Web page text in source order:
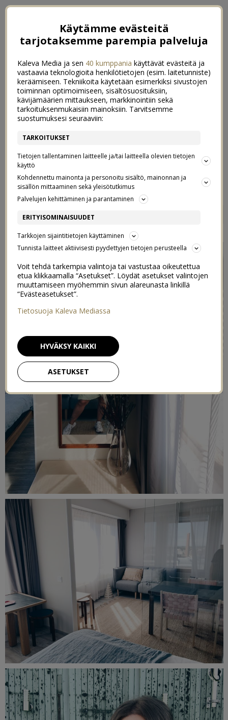
KOLMAS HÄÄPÄIVÄ
Käytämme evästeitä
tarjotaksemme parempia palveluja
Kaleva Media ja sen 40 kumppania käyttävät evästeitä ja
vastaavia teknologioita henkilötietojen (esim. laitetunniste)
keräämiseen. Tekniikoita käytetään esimerkiksi sivustojen
toiminnan optimoimiseen, sisältösuosituksiin,
kävijämäärien mittaukseen, markkinointiin sekä
tarkoituksenmukaisiin mainoksiin. Tarvitsemme
suostumuksesi seuraaviin:
TARKOITUKSET
Tietojen tallentaminen laitteelle ja/tai laitteella olevien tietojen
käyttö
Kohdennettu mainonta ja personoitu sisältö, mainonnan ja
sisällön mittaaminen sekä yleisötutkimus
Palvelujen kehittäminen ja parantaminen
ERITYISOMINAISUUDET
Tarkkojen sijaintitietojen käyttäminen
Tunnista laitteet aktiivisesti pyydettyjen tietojen perusteella
Voit tehdä tarkempia valintoja tai vastustaa oikeutettua
etua klikkaamalla “Asetukset”. Löydät asetukset valintojen
muuttamiseen myöhemmin sivun alareunasta linkillä
“Evästeasetukset”.
Tietosuoja Kaleva Mediassa
ASETUKSET
HYVÄKSY KAIKKI